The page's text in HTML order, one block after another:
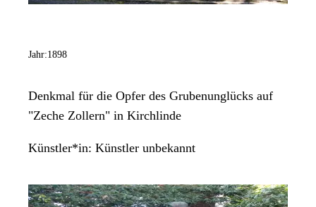
Jahr:1898
Denkmal für die Opfer des Grubenunglücks auf
"Zeche Zollern" in Kirchlinde
Künstler*in: Künstler unbekannt